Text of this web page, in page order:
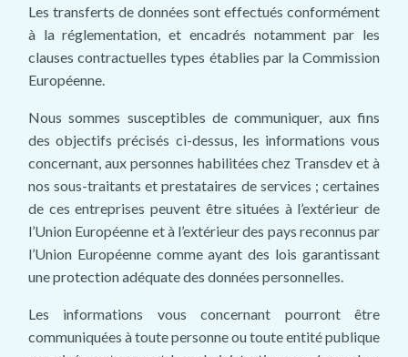
Les transferts de données sont effectués conformément
à la réglementation, et encadrés notamment par les
clauses contractuelles types établies par la Commission
Européenne.
Nous sommes susceptibles de communiquer, aux fins
des objectifs précisés ci-dessus, les informations vous
concernant, aux personnes habilitées chez Transdev et à
nos sous-traitants et prestataires de services ; certaines
de ces entreprises peuvent être situées à l’extérieur de
l’Union Européenne et à l’extérieur des pays reconnus par
l’Union Européenne comme ayant des lois garantissant
une protection adéquate des données personnelles.
Les informations vous concernant pourront être
communiquées à toute personne ou toute entité publique